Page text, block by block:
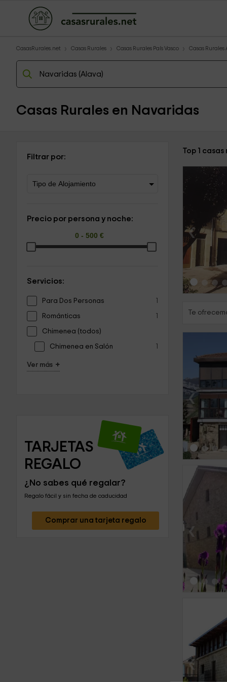
CasasRurales.net Casas Rurales Casas Rurales País Vasco Casas Rurales
Casas Rurales en Navaridas
Filtrar por:
Precio por persona y noche:
Servicios:
Para Dos Personas 1
Románticas 1
Chimenea (todos)
Chimenea en Salón 1
Ver más +
TARJETAS
REGALO
¿No sabes qué regalar?
Regalo fácil y sin fecha de caducidad
Comprar una tarjeta regalo
Top 1
‹
Te
‹
‹
‹